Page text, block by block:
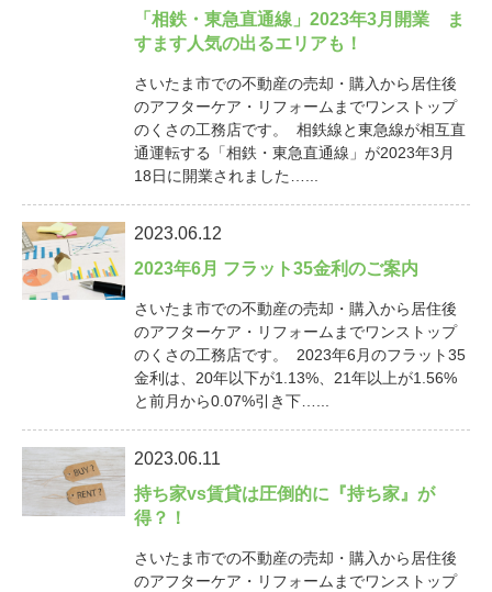
「相鉄・東急直通線」2023年3月開業 ま
すます人気の出るエリアも！
さいたま市での不動産の売却・購入から居住後
のアフターケア・リフォームまでワンストップ
のくさの工務店です。 相鉄線と東急線が相互直
通運転する「相鉄・東急直通線」が2023年3月
18日に開業されました…...
2023.06.12
2023年6月 フラット35金利のご案内
さいたま市での不動産の売却・購入から居住後
のアフターケア・リフォームまでワンストップ
のくさの工務店です。 2023年6月のフラット35
金利は、20年以下が1.13%、21年以上が1.56%
と前月から0.07%引き下…...
2023.06.11
持ち家vs賃貸は圧倒的に『持ち家』が
得？！
さいたま市での不動産の売却・購入から居住後
のアフターケア・リフォームまでワンストップ